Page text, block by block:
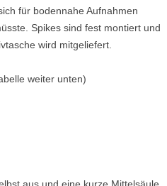
für bodennahe Aufnahmen
Spikes sind fest montiert und
wird mitgeliefert.
weiter unten)